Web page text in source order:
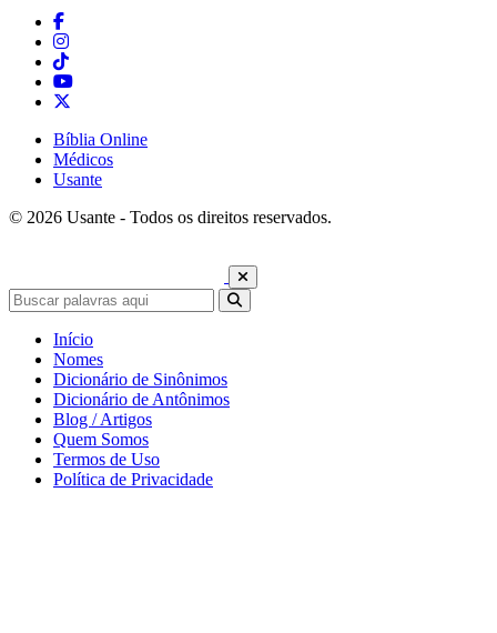
Bíblia Online
Médicos
Usante
© 2026 Usante - Todos os direitos reservados.
Início
Nomes
Dicionário de Sinônimos
Dicionário de Antônimos
Blog / Artigos
Quem Somos
Termos de Uso
Política de Privacidade